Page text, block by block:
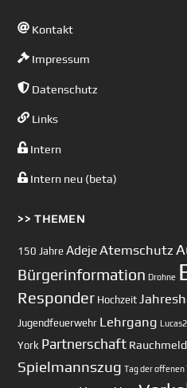
Kontakt
Impressum
Datenschutz
Links
Intern
Intern neu (beta)
>> THEMEN
150 Jahre AdejeAtemschutz
Bürgerinformation Drohne
Responder Hochzeit
Jugendfeuerwehr Lehrgang Lucas2
York Partnerschaft
Spielmannszug Tag der offenen